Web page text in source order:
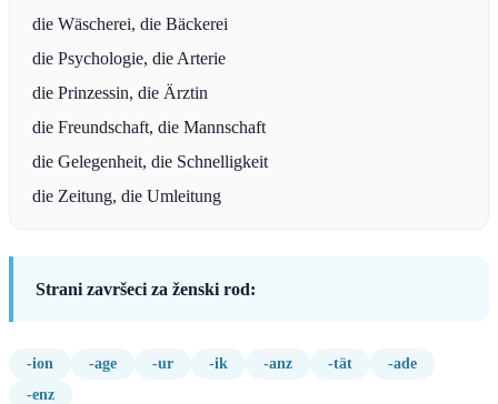
die Wäscherei, die Bäckerei
die Psychologie, die Arterie
die Prinzessin, die Ärztin
die Freundschaft, die Mannschaft
die Gelegenheit, die Schnelligkeit
die Zeitung, die Umleitung
Strani završeci za ženski rod:
-ion -age -ur -ik -anz -tät
-ade
-enz